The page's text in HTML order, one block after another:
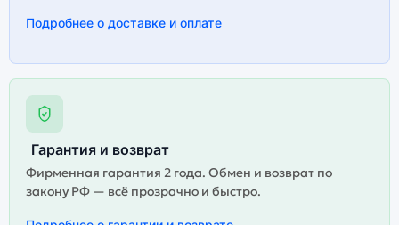
Подробнее о доставке и оплате
Гарантия и возврат
Фирменная гарантия 2 года. Обмен и возврат по
закону РФ — всё прозрачно и быстро.